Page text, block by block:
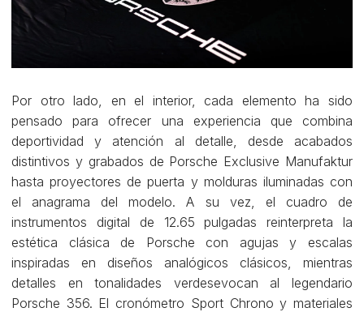
Por otro lado, en el interior, cada elemento ha sido
pensado para ofrecer una experiencia que combina
deportividad y atención al detalle, desde acabados
distintivos y grabados de Porsche Exclusive Manufaktur
hasta proyectores de puerta y molduras iluminadas con
el anagrama del modelo. A su vez, el cuadro de
instrumentos digital de 12.65 pulgadas reinterpreta la
estética clásica de Porsche con agujas y escalas
inspiradas en diseños analógicos clásicos, mientras
detalles en tonalidades verdesevocan al legendario
Porsche 356. El cronómetro Sport Chrono y materiales